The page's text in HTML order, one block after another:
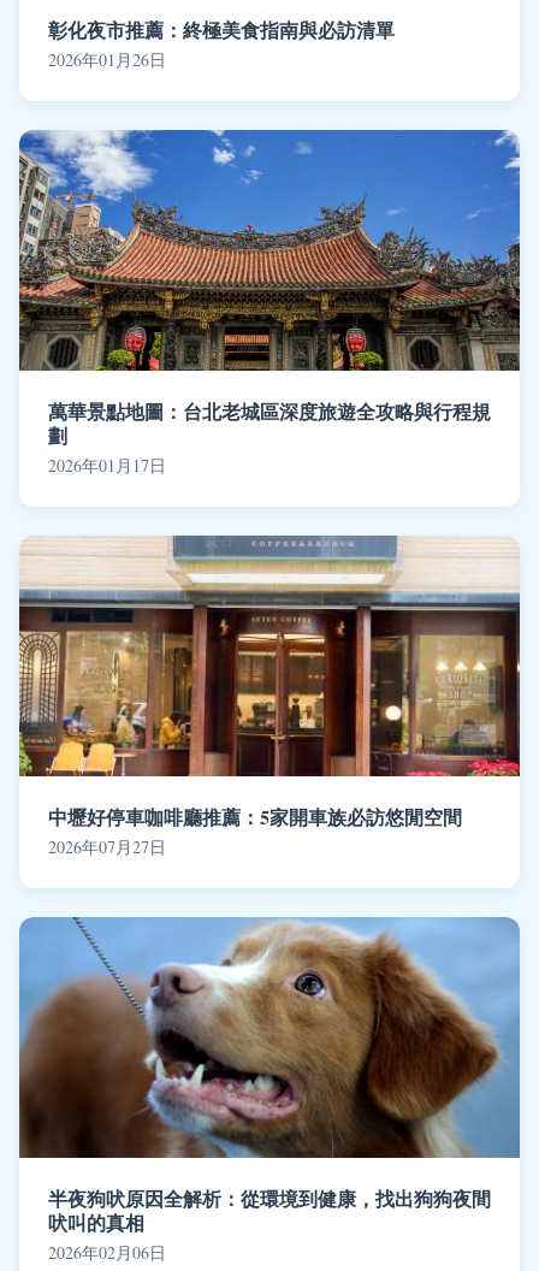
彰化夜市推薦：終極美食指南與必訪清單
2026年01月26日
萬華景點地圖：台北老城區深度旅遊全攻略與行程規
劃
2026年01月17日
中壢好停車咖啡廳推薦：5家開車族必訪悠閒空間
2026年07月27日
半夜狗吠原因全解析：從環境到健康，找出狗狗夜間
吠叫的真相
2026年02月06日